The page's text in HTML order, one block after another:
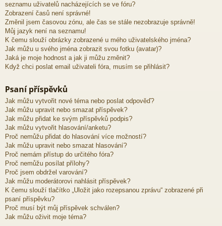
seznamu uživatelů nacházejících se ve fóru?
Zobrazení časů není správné!
Změnil jsem časovou zónu, ale čas se stále nezobrazuje správně!
Můj jazyk není na seznamu!
K čemu slouží obrázky zobrazené u mého uživatelského jména?
Jak můžu u svého jména zobrazit svou fotku (avatar)?
Jaká je moje hodnost a jak ji můžu změnit?
Když chci poslat email uživateli fóra, musím se přihlásit?
Psaní příspěvků
Jak můžu vytvořit nové téma nebo poslat odpověď?
Jak můžu upravit nebo smazat příspěvek?
Jak můžu přidat ke svým příspěvků podpis?
Jak můžu vytvořit hlasování/anketu?
Proč nemůžu přidat do hlasování více možností?
Jak můžu upravit nebo smazat hlasování?
Proč nemám přístup do určitého fóra?
Proč nemůžu posílat přílohy?
Proč jsem obdržel varování?
Jak můžu moderátorovi nahlásit příspěvek?
K čemu slouží tlačítko „Uložit jako rozepsanou zprávu“ zobrazené při
psaní příspěvku?
Proč musí být můj příspěvek schválen?
Jak můžu oživit moje téma?